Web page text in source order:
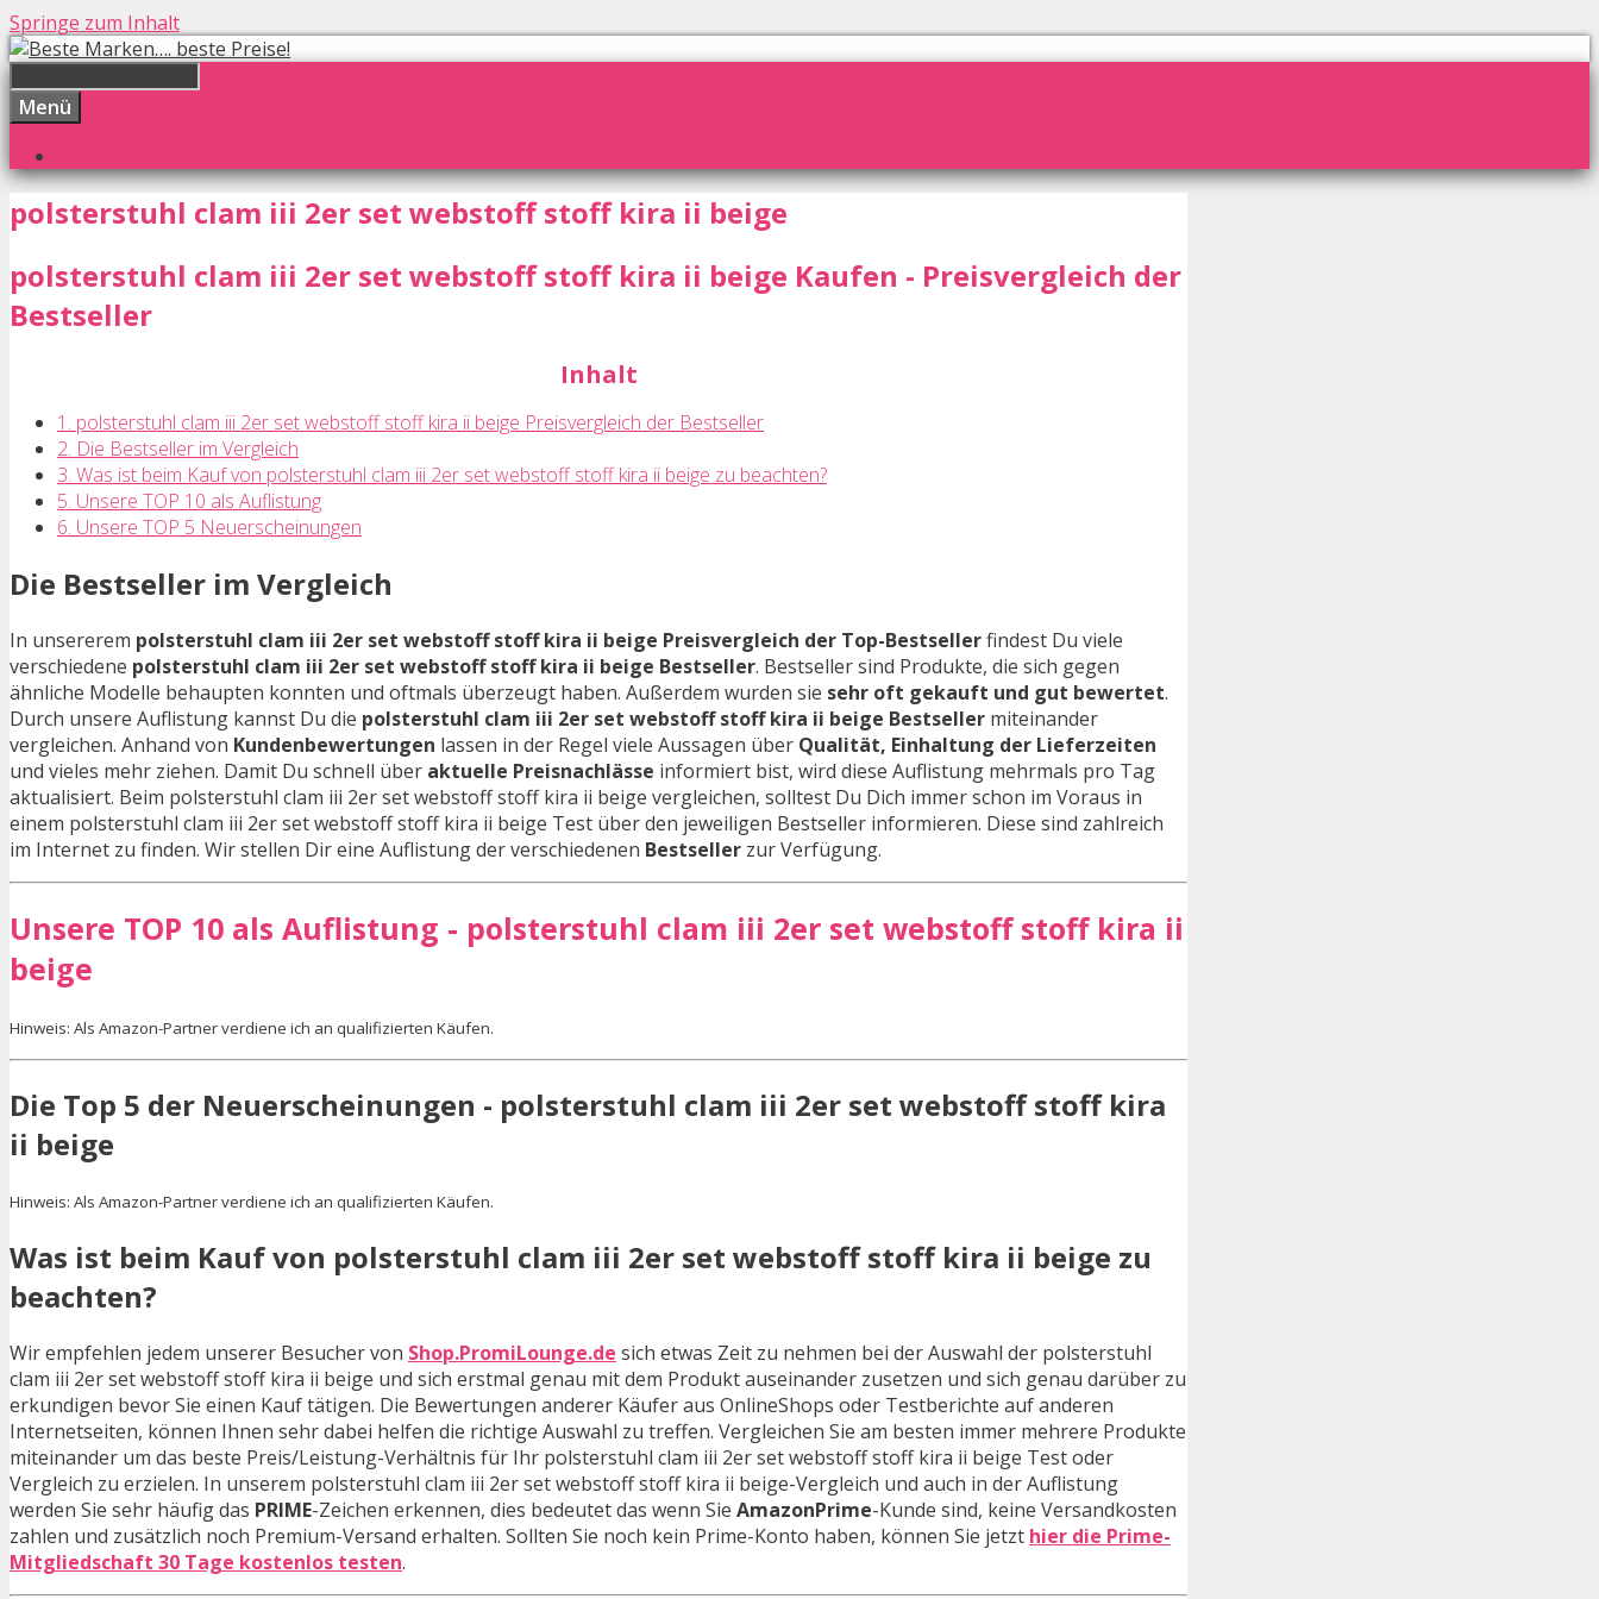
Springe zum Inhalt
Menü
polsterstuhl clam iii 2er set webstoff stoff kira ii beige
polsterstuhl clam iii 2er set webstoff stoff kira ii beige Kaufen - Preisvergleich der
Bestseller
Inhalt
1. polsterstuhl clam iii 2er set webstoff stoff kira ii beige Preisvergleich der Bestseller
2. Die Bestseller im Vergleich
3. Was ist beim Kauf von polsterstuhl clam iii 2er set webstoff stoff kira ii beige zu beachten?
5. Unsere TOP 10 als Auflistung
6. Unsere TOP 5 Neuerscheinungen
Die Bestseller im Vergleich
In unsererem polsterstuhl clam iii 2er set webstoff stoff kira ii beige Preisvergleich der Top-Bestsellerfindest Du viele
verschiedene polsterstuhl clam iii 2er set webstoff stoff kira ii beige Bestseller. Bestseller sind Produkte, die sich gegen
ähnliche Modelle behaupten konnten und oftmals überzeugt haben. Außerdem wurden sie sehr oft gekauft und gut bewertet.
Durch unsere Auflistung kannst Du die polsterstuhl clam iii 2er set webstoff stoff kira ii beige Bestseller miteinander
vergleichen. Anhand von Kundenbewertungen lassen in der Regel viele Aussagen über Qualität, Einhaltung der Lieferzeiten
und vieles mehr ziehen. Damit Du schnell über aktuelle Preisnachlässe informiert bist, wird diese Auflistung mehrmals pro Tag
aktualisiert. Beim polsterstuhl clam iii 2er set webstoff stoff kira ii beige vergleichen, solltest Du Dich immer schon im Voraus in
einem polsterstuhl clam iii 2er set webstoff stoff kira ii beige Test über den jeweiligen Bestseller informieren. Diese sind zahlreich
im Internet zu finden. Wir stellen Dir eine Auflistung der verschiedenen Bestseller zur Verfügung.
Unsere TOP 10 als Auflistung - polsterstuhl clam iii 2er set webstoff stoff kira ii
beige
Hinweis: Als Amazon-Partner verdiene ich an qualifizierten Käufen.
Die Top 5 der Neuerscheinungen - polsterstuhl clam iii 2er set webstoff stoff kira
ii beige
Hinweis: Als Amazon-Partner verdiene ich an qualifizierten Käufen.
Was ist beim Kauf von polsterstuhl clam iii 2er set webstoff stoff kira ii beige zu
beachten?
Wir empfehlen jedem unserer Besucher von Shop.PromiLounge.de sich etwas Zeit zu nehmen bei der Auswahl der polsterstuhl
clam iii 2er set webstoff stoff kira ii beige und sich erstmal genau mit dem Produkt auseinander zusetzen und sich genau darüber zu
erkundigen bevor Sie einen Kauf tätigen. Die Bewertungen anderer Käufer aus OnlineShops oder Testberichte auf anderen
Internetseiten, können Ihnen sehr dabei helfen die richtige Auswahl zu treffen. Vergleichen Sie am besten immer mehrere Produkte
miteinander um das beste Preis/Leistung-Verhältnis für Ihr polsterstuhl clam iii 2er set webstoff stoff kira ii beige Test oder
Vergleich zu erzielen. In unserem polsterstuhl clam iii 2er set webstoff stoff kira ii beige-Vergleich und auch in der Auflistung
werden Sie sehr häufig das PRIME-Zeichen erkennen, dies bedeutet das wenn Sie AmazonPrime-Kunde sind, keine Versandkosten
zahlen und zusätzlich noch Premium-Versand erhalten. Sollten Sie noch kein Prime-Konto haben, können Sie jetzt hier die Prime-
Mitgliedschaft 30 Tage kostenlos testen.